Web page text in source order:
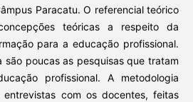
Paracatu. O referencial teórico
teóricas a respeito da
para a educação profissional.
são poucas as pesquisas que tratam
profissional. A metodologia
com os docentes, feitas